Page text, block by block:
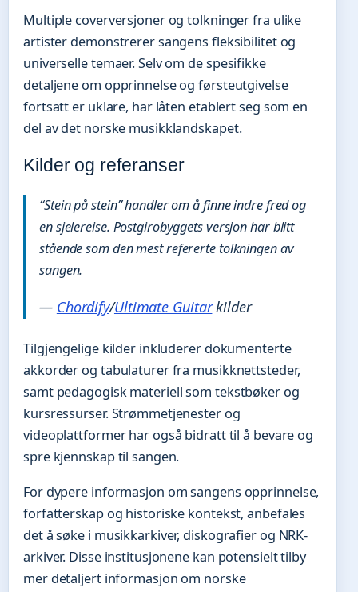
Multiple coverversjoner og tolkninger fra ulike
artister demonstrerer sangens fleksibilitet og
universelle temaer. Selv om de spesifikke
detaljene om opprinnelse og førsteutgivelse
fortsatt er uklare, har låten etablert seg som en
del av det norske musikklandskapet.
Kilder og referanser
“Stein på stein” handler om å finne indre fred og
en sjelereise. Postgirobyggets versjon har blitt
stående som den mest refererte tolkningen av
sangen.
— Chordify/Ultimate Guitarkilder
Tilgjengelige kilder inkluderer dokumenterte
akkorder og tabulaturer fra musikknettsteder,
samt pedagogisk materiell som tekstbøker og
kursressurser. Strømmetjenester og
videoplattformer har også bidratt til å bevare og
spre kjennskap til sangen.
For dypere informasjon om sangens opprinnelse,
forfatterskap og historiske kontekst, anbefales
det å søke i musikkarkiver, diskografier og NRK-
arkiver. Disse institusjonene kan potensielt tilby
mer detaljert informasjon om norske